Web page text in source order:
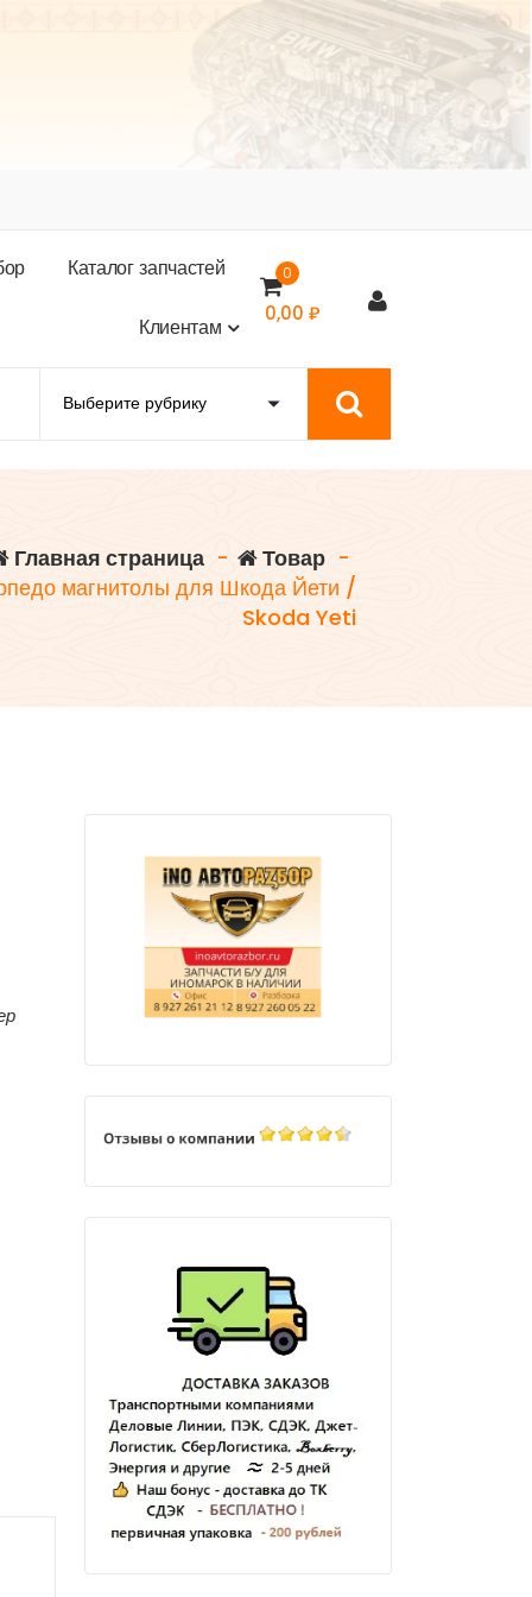
ор Каталогзапчастей
Клиентам
0
0,00 ₽
Главная страница - Товар -
магнитолы для Шкода Йети /
Skoda Yeti